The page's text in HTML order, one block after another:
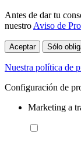
Antes de dar tu
nuestro Aviso de
Aceptar Sólo
Nuestra política de
Configuración de
Marketing a